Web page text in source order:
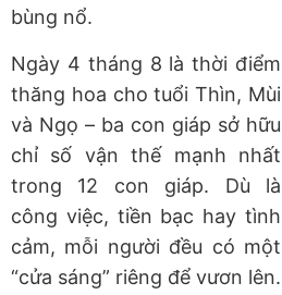
bùng nổ.
Ngày 4 tháng 8 là thời điểm
thăng hoa cho tuổi Thìn, Mùi
và Ngọ – ba con giáp sở hữu
chỉ số vận thế mạnh nhất
trong 12 con giáp. Dù là
công việc, tiền bạc hay tình
cảm, mỗi người đều có một
“cửa sáng” riêng để vươn lên.